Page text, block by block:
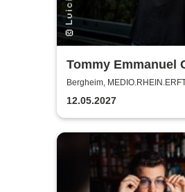
Tommy Emmanuel
Living in the Light
Bergheim,
12.05.2027